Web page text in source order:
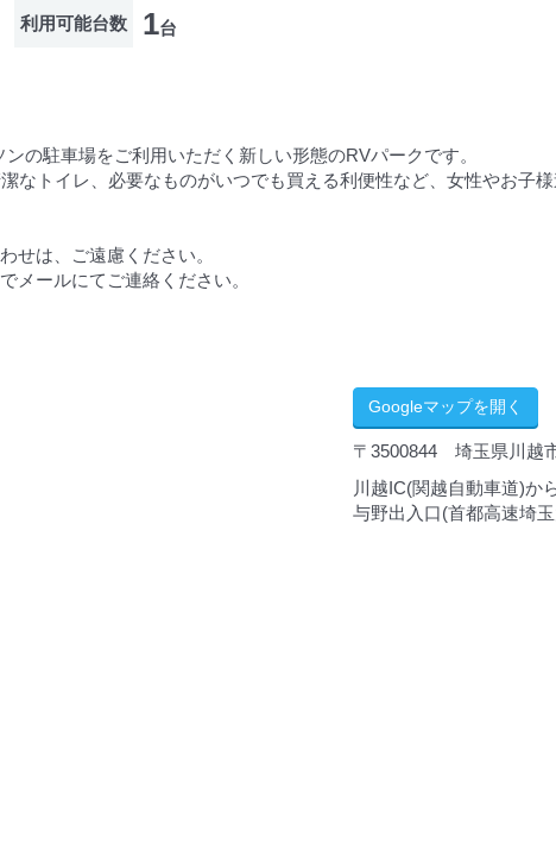
利用可能台数 1台
ンの駐車場をご利用いただく新しい形態のRVパークです。
なトイレ、必要なものがいつでも買える利便性など、女性やお子
せは、ご遠慮ください。
メールにてご連絡ください。
Googleマップを開く
〒3500844 埼玉県川越
川越IC(関越自動車道)か
与野出入口(首都高速埼